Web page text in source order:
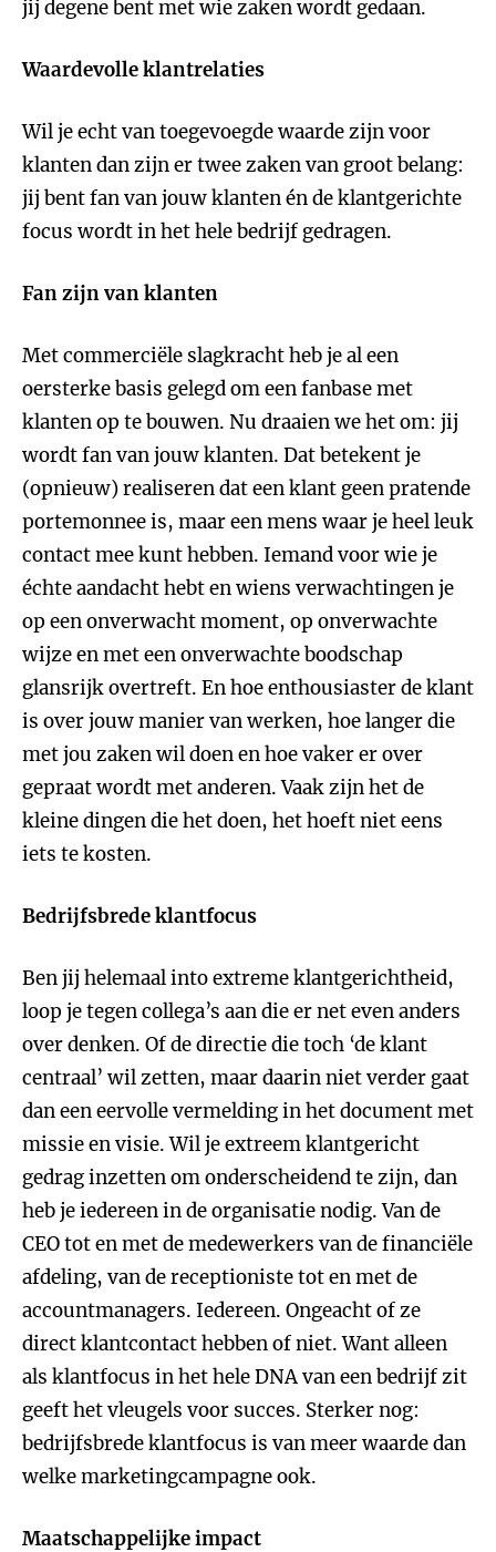
jij degene bent met wie zaken wordt gedaan.
Waardevolle klantrelaties
Wil je echt van toegevoegde waarde zijn voor
klanten dan zijn er twee zaken van groot belang:
jij bent fan van jouw klanten én de klantgerichte
focus wordt in het hele bedrijf gedragen.
Fan zijn van klanten
Met commerciële slagkracht heb je al een
oersterke basis gelegd om een fanbase met
klanten op te bouwen. Nu draaien we het om: jij
wordt fan van jouw klanten. Dat betekent je
(opnieuw) realiseren dat een klant geen pratende
portemonnee is, maar een mens waar je heel leuk
contact mee kunt hebben. Iemand voor wie je
échte aandacht hebt en wiens verwachtingen je
op een onverwacht moment, op onverwachte
wijze en met een onverwachte boodschap
glansrijk overtreft. En hoe enthousiaster de klant
is over jouw manier van werken, hoe langer die
met jou zaken wil doen en hoe vaker er over
gepraat wordt met anderen. Vaak zijn het de
kleine dingen die het doen, het hoeft niet eens
iets te kosten.
Bedrijfsbrede klantfocus
Ben jij helemaal into extreme klantgerichtheid,
loop je tegen collega’s aan die er net even anders
over denken. Of de directie die toch ‘de klant
centraal’ wil zetten, maar daarin niet verder gaat
dan een eervolle vermelding in het document met
missie en visie. Wil je extreem klantgericht
gedrag inzetten om onderscheidend te zijn, dan
heb je iedereen in de organisatie nodig. Van de
CEO tot en met de medewerkers van de financiële
afdeling, van de receptioniste tot en met de
accountmanagers. Iedereen. Ongeacht of ze
direct klantcontact hebben of niet. Want alleen
als klantfocus in het hele DNA van een bedrijf zit
geeft het vleugels voor succes. Sterker nog:
bedrijfsbrede klantfocus is van meer waarde dan
welke marketingcampagne ook.
Maatschappelijke impact